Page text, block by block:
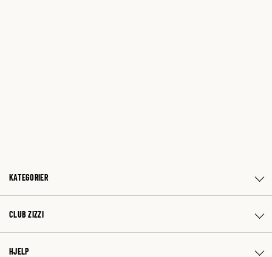
KATEGORIER
CLUB ZIZZI
HJELP